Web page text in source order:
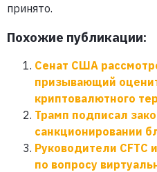
принято.
Похожие публикации:
Сенат США
призывающий
криптовалютного
Трамп подписал
санкционировании
Руководители CFTC
по вопросу